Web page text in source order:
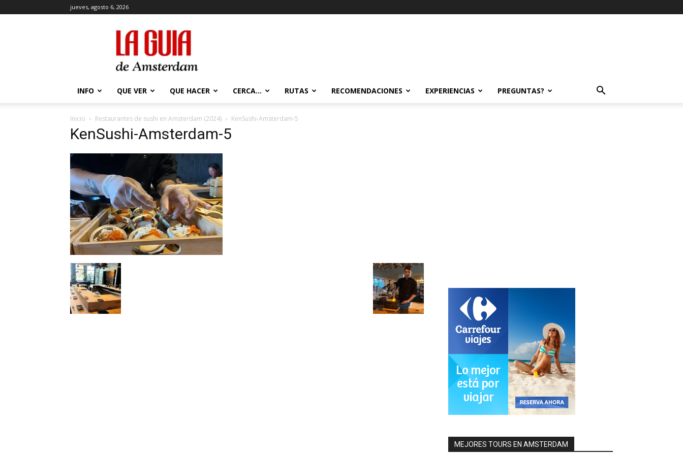
jueves, agosto 6, 2026
La
Guía
de
Amsterdam
INFO QUE VER QUE HACER CERCA… RUTAS RECOMENDACIONES EXPERIENCIAS PREGUNTAS?
Inicio Restaurantes de sushi en Amsterdam (2024) KenSushi-Amsterdam-5
KenSushi-Amsterdam-5
MEJORES TOURS EN AMSTERDAM